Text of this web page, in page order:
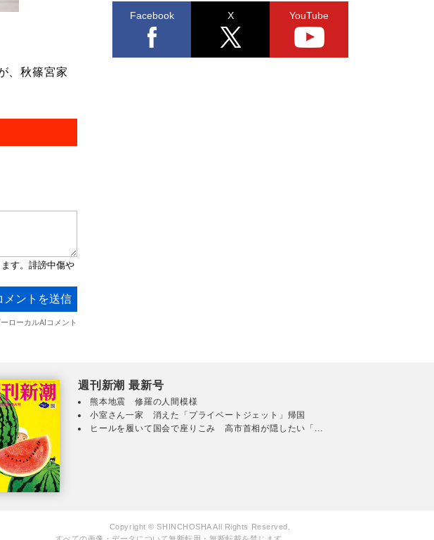
、秋篠宮家
Facebook X YouTube
週刊新潮 最新号
熊本地震 修羅の人間模様
小室さん一家 消えた「プライベートジェット」帰国
ヒールを履いて国会で座りこみ 高市首相が隠したい「...
Copyright © SHINCHOSHA All Rights Reserved.